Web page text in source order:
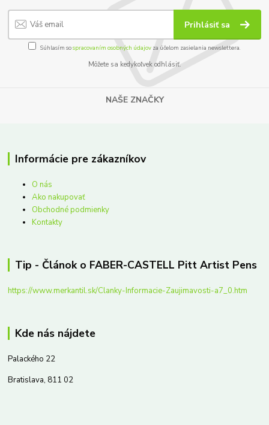
Prihlásiť sa
Súhlasím sospracovaním osobných údajov za účelom zasielania newslettera.
Môžete sa kedykoľvek odhlásiť.
NAŠE ZNAČKY
Informácie pre zákazníkov
O nás
Ako nakupovať
Obchodné podmienky
Kontakty
Tip - Článok o FABER-CASTELL Pitt Artist Pens
https://www.merkantil.sk/Clanky-Informacie-Zaujimavosti-a7_0.htm
Kde nás nájdete
Palackého 22
Bratislava, 811 02